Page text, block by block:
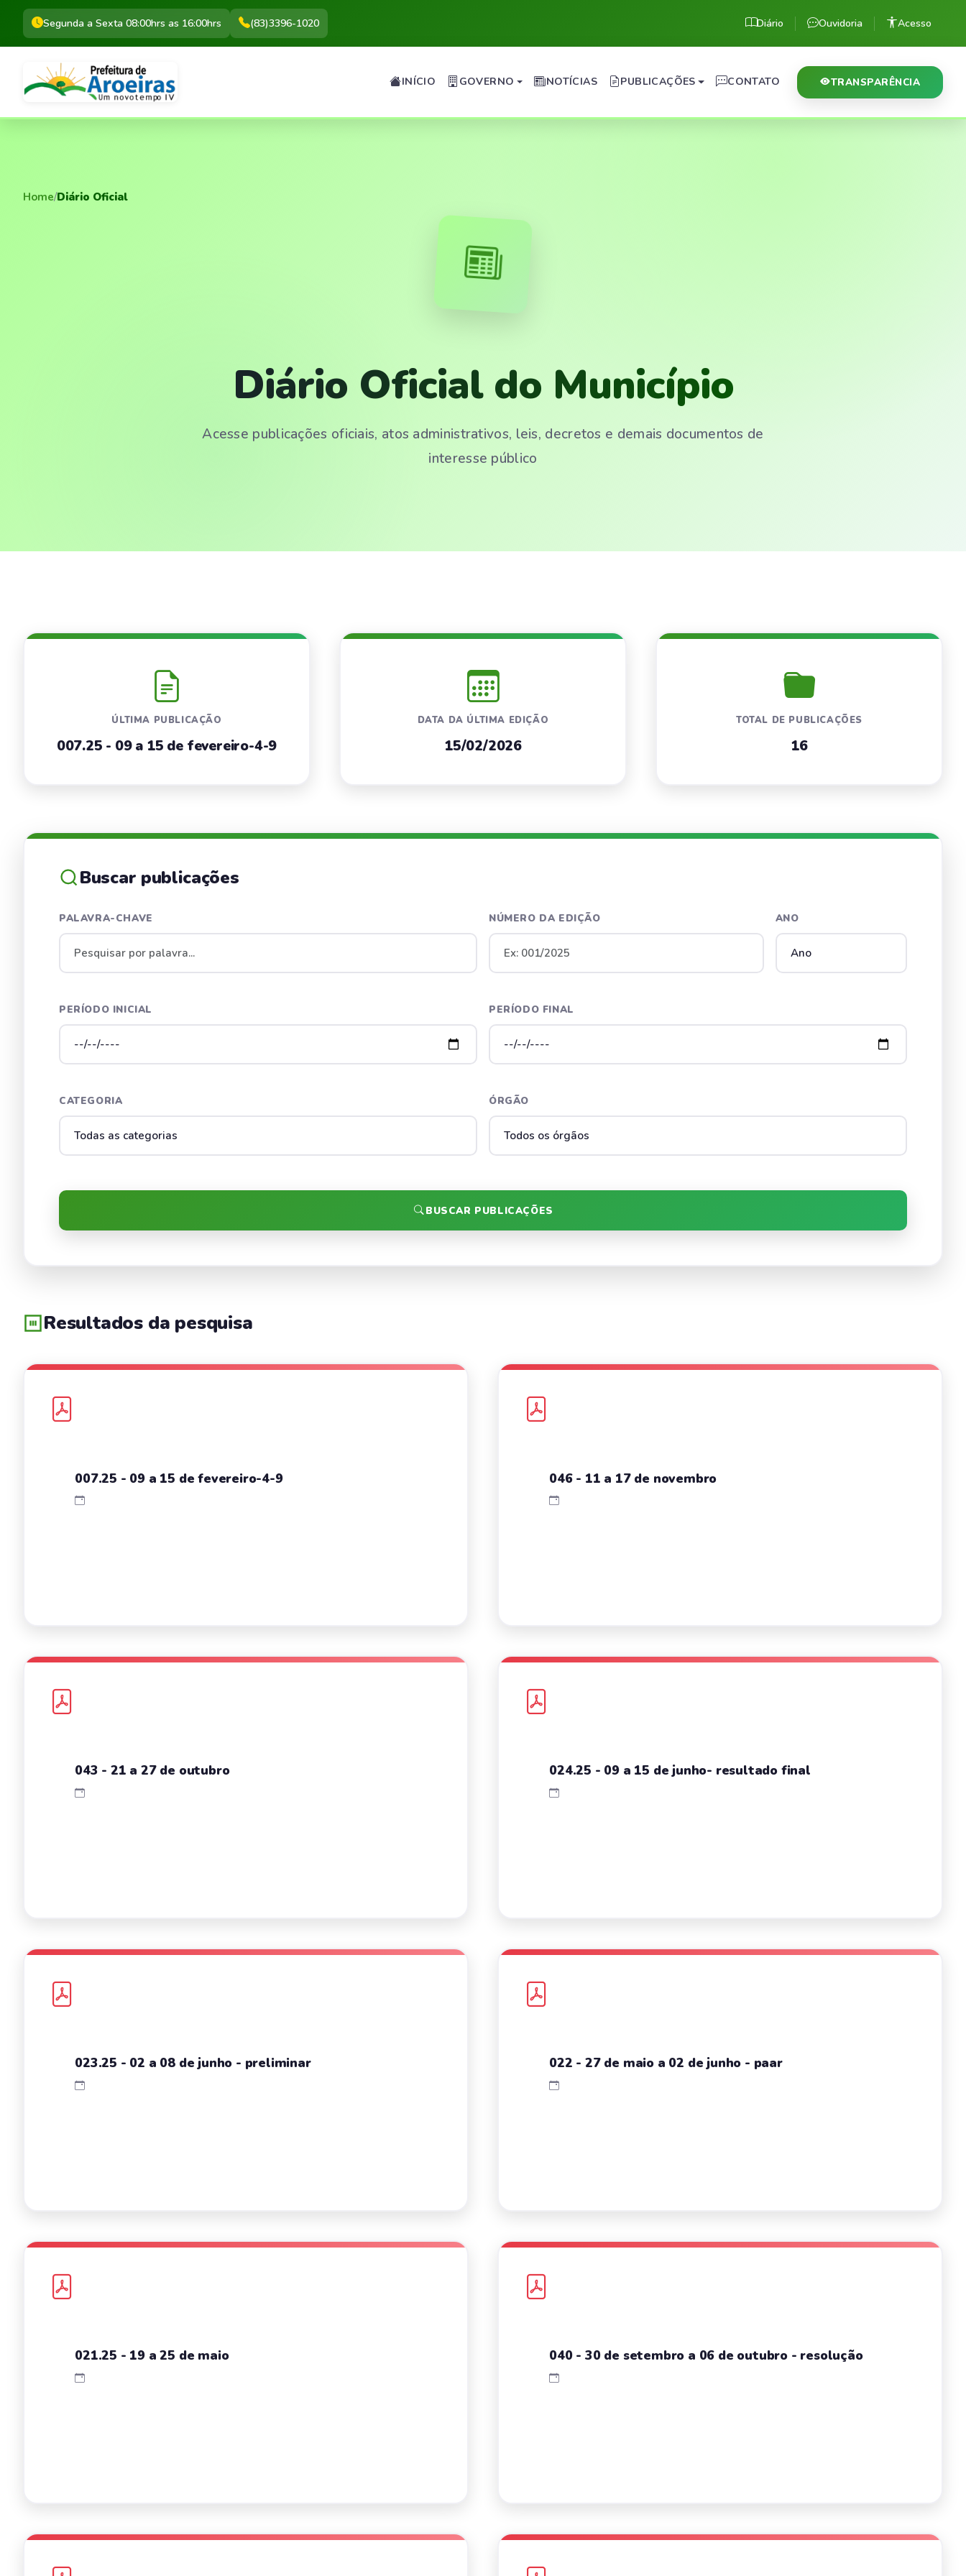
Segunda a Sexta 08:00hrs as 16:00hrs (83)3396-1020 Diário Ouvidoria Acesso
INÍCIO GOVERNO NOTÍCIAS PUBLICAÇÕES CONTATO TRANSPARÊNCIA
Home/Diário Oficial
Diário Oficial do Município
Acesse publicações oficiais, atos administrativos, leis, decretos e demais documentos de
interesse público
ÚLTIMA PUBLICAÇÃO
007.25 - 09 a 15 de fevereiro-4-9
DATA DA ÚLTIMA EDIÇÃO
15/02/2026
TOTAL DE PUBLICAÇÕES
16
Buscar publicações
PALAVRA-CHAVE NÚMERO DA EDIÇÃO ANO
PERÍODO INICIAL PERÍODO FINAL
CATEGORIA ÓRGÃO
BUSCAR PUBLICAÇÕES
Resultados da pesquisa
007.25 - 09 a 15 de fevereiro-4-9 046 - 11 a 17 de novembro
043 - 21 a 27 de outubro 024.25 - 09 a 15 de junho- resultado final
023.25 - 02 a 08 de junho - preliminar 022 - 27 de maio a 02 de junho - paar
021.25 - 19 a 25 de maio 040 - 30 de setembro a 06 de outubro - resolução